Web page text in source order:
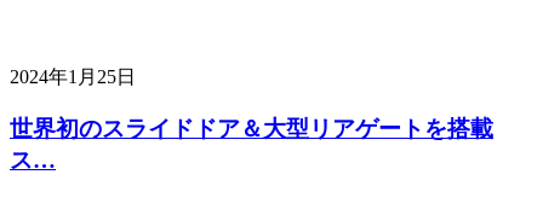
2024年1月25日
世界初のスライドドア＆大型リアゲートを搭載
ス…